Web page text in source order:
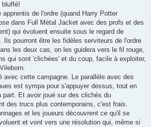
bluffé!
de l'ordre (quand Harry Potter
dans Full Métal Jacket avec des profs et des
qui évoluent ensuite sous le regard de
Ils pourront être les fidèles serviteurs de l'ordre
les deux cas, on les guidera vers le fil rouge,
qui sont 'clichées' et du coup, facile à exploiter,
avec cette campagne. Le parallèle avec des
est sympa pour s'appuyer dessus, tout en
part. Et avoir joué sur des clichés du
des trucs plus contemporains, c'est frais.
et les joueurs découvrent ce qu'il se
et vont vers une résolution qui, même si